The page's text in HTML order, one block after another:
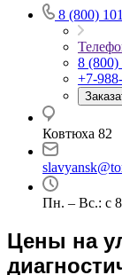
8 (800)
8 (800)
+7-
Ковтюха 82
Пн. – Вс.: с
Цены на